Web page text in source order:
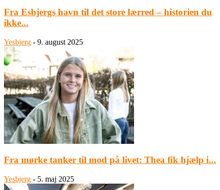
Fra Esbjergs havn til det store lærred – historien du
ikke...
Yesbjerg - 9. august 2025
Fra mørke tanker til mod på livet: Thea fik hjælp i...
Yesbjerg - 5. maj 2025